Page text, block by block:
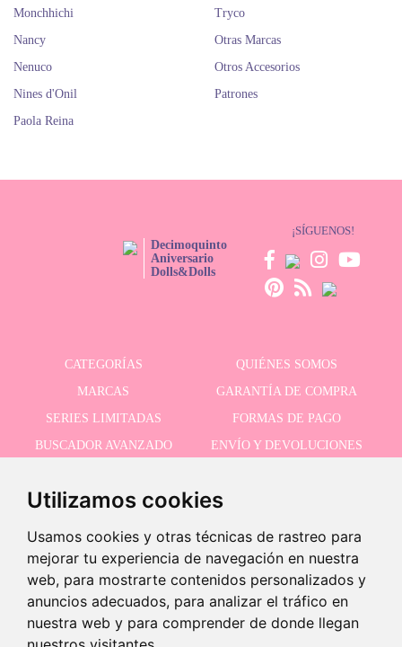
Utilizamos cookies
Usamos cookies y otras técnicas de rastreo para
mejorar tu experiencia de navegación en nuestra
web, para mostrarte contenidos personalizados y
anuncios adecuados, para analizar el tráfico en
nuestra web y para comprender de donde llegan
Monchhichi
Nancy
Nenuco
Nines d'Onil
Paola Reina
Tryco
Otras Marcas
Otros Accesorios
Patrones
Decimoquinto
Aniversario
Dolls&Dolls
¡SÍGUENOS!
CATEGORÍAS
QUIÉNES SOMOS
MARCAS
GARANTÍA DE COMPRA
SERIES LIMITADAS
FORMAS DE PAGO
BUSCADOR AVANZADO
ENVÍO Y DEVOLUCIONES
RECIBE NUESTRAS ÚLTIMAS NOVEDADES
Acepto la política de privacidad